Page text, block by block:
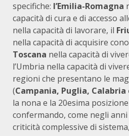
specifiche: l’Emilia-Romagna
capacità di cura e di accesso
nella capacità di lavorare, il
nella capacità di acquisire
Toscana nella capacità di
l’Umbria nella capacità di
regioni che presentano le
(Campania, Puglia, Calabria
la nona e la 20esima
confermando, come negli
criticità complessive di